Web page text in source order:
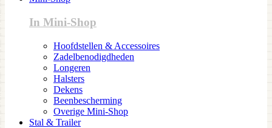
In Mini-Shop
Hoofdstellen & Accessoires
Zadelbenodigdheden
Longeren
Halsters
Dekens
Beenbescherming
Overige Mini-Shop
Stal & Trailer